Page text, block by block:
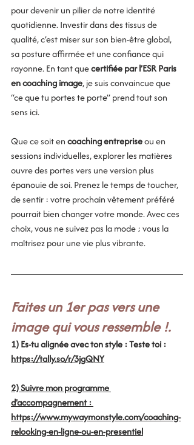
pour devenir un pilier de notre identité
quotidienne. Investir dans des tissus de
qualité, c’est miser sur son bien-être global,
sa posture affirmée et une confiance qui
rayonne. En tant que certifiée par l’ESR Paris
en coaching image, je suis convaincue que
“ce que tu portes te porte” prend tout son
sens ici.
Que ce soit en coaching entreprise ou en
sessions individuelles, explorer les matières
ouvre des portes vers une version plus
épanouie de soi. Prenez le temps de toucher,
de sentir : votre prochain vêtement préféré
pourrait bien changer votre monde. Avec ces
choix, vous ne suivez pas la mode ; vous la
maîtrisez pour une vie plus vibrante.
Faites un 1er pas vers une
image qui vous ressemble !.
1) Es-tu alignée avec ton style : Teste toi :
https://tally.so/r/3jgQNY
2) Suivre mon programme
d'accompagnement :
https://www.mywaymonstyle.com/coaching-
relooking-en-ligne-ou-en-presentiel